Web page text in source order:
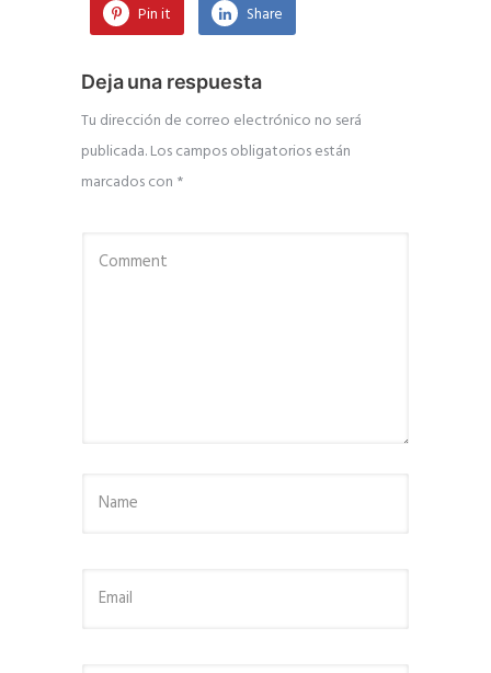
Pin it Share
Deja una respuesta
Tu dirección de correo electrónico no será
publicada.Los campos obligatorios están
marcados con *